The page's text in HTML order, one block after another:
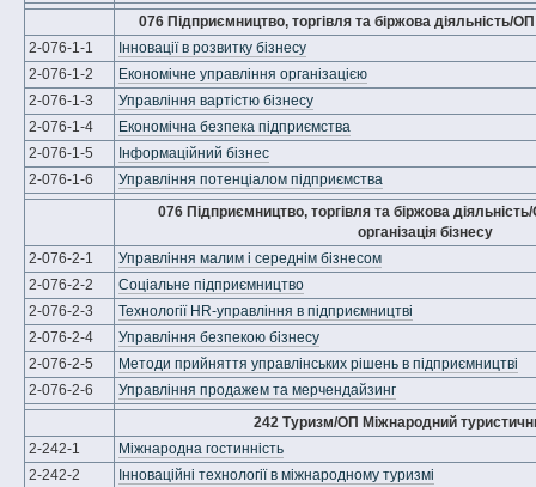
076 Підприємництво, торгівля та біржова діяльність/
2-076-1-1
Інновації в розвитку бізнесу
2-076-1-2
Економічне управління організацією
2-076-1-3
Управління вартістю бізнесу
2-076-1-4
Економічна безпека підприємства
2-076-1-5
Інформаційний бізнес
2-076-1-6
Управління потенціалом підприємства
076 Підприємництво, торгівля та біржова
організація бізнесу
2-076-2-1
Управління малим і середнім бізнесом
2-076-2-2
Соціальне підприємництво
2-076-2-3
Технології HR-управління в підприємництві
2-076-2-4
Управління безпекою бізнесу
2-076-2-5
Методи прийняття управлінських рішень в підприємництві
2-076-2-6
Управління продажем та мерчендайзинг
242 Туризм/ОП Міжнародний
2-242-1
Міжнародна гостинність
2-242-2
Інноваційні технології в міжнародному туризмі